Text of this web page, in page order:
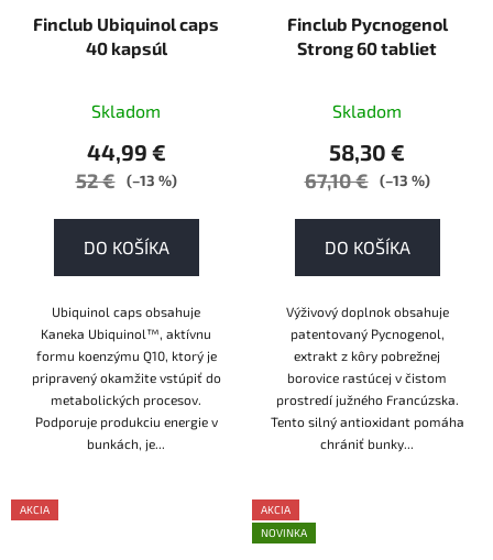
Finclub Ubiquinol caps
40 kapsúl
Skladom
44,99 €
52 € (–13 %)
DO KOŠÍKA
Ubiquinol caps obsahuje
Kaneka Ubiquinol™, aktívnu
formu koenzýmu Q10, ktorý je
pripravený okamžite vstúpiť do
metabolických procesov.
Podporuje produkciu energie v
bunkách, je...
Finclub Pycnogenol
Strong 60 tabliet
Skladom
58,30 €
67,10 € (–13 %)
DO KOŠÍKA
Výživový doplnok obsahuje
patentovaný Pycnogenol,
extrakt z kôry pobrežnej
borovice rastúcej v čistom
prostredí južného Francúzska.
Tento silný antioxidant pomáha
chrániť bunky...
AKCIA
AKCIA
NOVINKA